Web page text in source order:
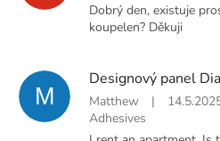
Dobrý den, existuje
koupelen? Děkuji
M
Designový panel
Matthew |
Adhesives